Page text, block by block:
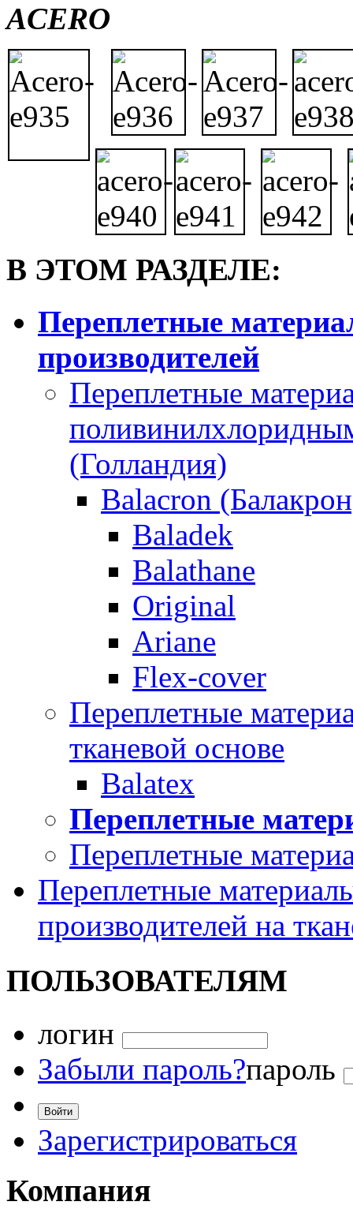
ACERO
В ЭТОМ РАЗДЕЛЕ:
Переплетные
производителей
Переплетные
(Голландия)
Balacron
Baladek
Balathane
Original
Ariane
Flex-cover
Переплетные
тканевой основе
Balatex
Переплетные
Переплетные
Переплетные
производителей на
ПОЛЬЗОВАТЕЛЯМ
логин
Забыли пароль?пароль
Зарегистрироваться
Компания